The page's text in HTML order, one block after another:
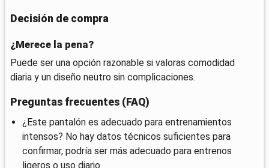
Decisión de compra
¿Merece la pena?
Puede ser una opción razonable si valoras comodidad
diaria y un diseño neutro sin complicaciones.
Preguntas frecuentes (FAQ)
¿Este pantalón es adecuado para entrenamientos
intensos? No hay datos técnicos suficientes para
confirmar, podría ser más adecuado para entrenos
ligeros o uso diario.